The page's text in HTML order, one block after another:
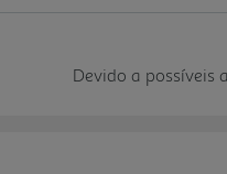
Devido a possíveis